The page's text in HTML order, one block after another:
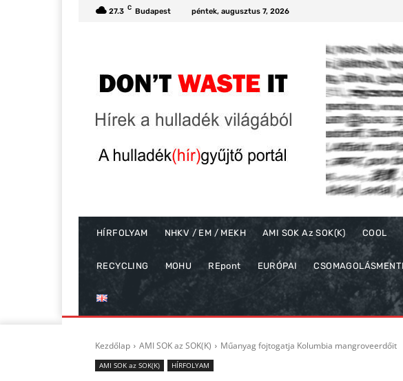
27.3 C Budapest péntek, augusztus 7, 2026
HÍRFOLYAM NHKV / EM / MEKH AMI SOK Az SOK(K) COOL
RECYCLING MOHU REpont EURÓPAI
Kezdőlap AMI SOK az SOK(K) Műanyag fojtogatja Kolumbia mangroveerdőit
AMI SOK az SOK(K) HÍRFOLYAM